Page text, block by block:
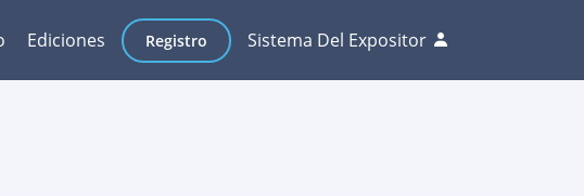
Ediciones Registro Sistema Del Expositor